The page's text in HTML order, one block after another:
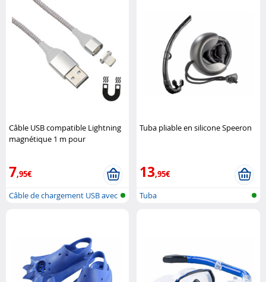
Câble USB compatible Lightning
magnétique 1 m pour
7,95€
Câble de chargement USB avec
Tuba pliable en silicone Speeron
13,95€
Tuba